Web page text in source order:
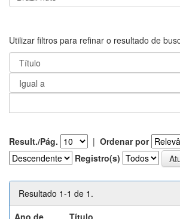
Utilizar filtros para refinar o resultado de
Result./Pág. | Ordenar por
Registro(s)
Resultado 1-1 de 1.
Ano de
Título